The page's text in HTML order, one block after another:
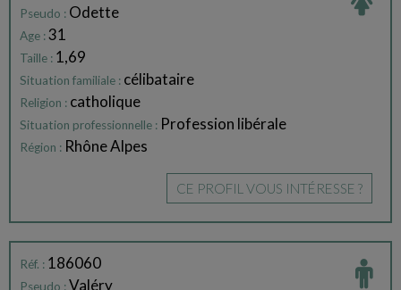
Pseudo : Odette
Age :31
Taille : 1,69
Situation familiale : célibataire
Religion : catholique
Situation professionnelle : Profession libérale
Région : Rhône Alpes
CE PROFIL VOUS INTÉRESSE ?
Réf. : 186060
Pseudo :Valéry